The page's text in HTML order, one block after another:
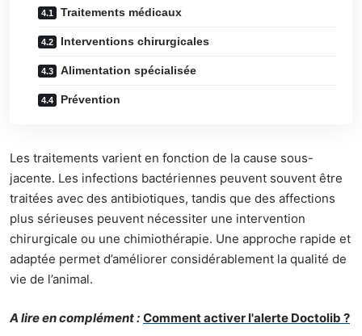
Traitements médicaux
Interventions chirurgicales
Alimentation spécialisée
Prévention
Les traitements varient en fonction de la cause sous-
jacente. Les infections bactériennes peuvent souvent être
traitées avec des antibiotiques, tandis que des affections
plus sérieuses peuvent nécessiter une intervention
chirurgicale ou une chimiothérapie. Une approche rapide et
adaptée permet d’améliorer considérablement la qualité de
vie de l’animal.
A lire en complément : Comment activer l'alerte Doctolib ?